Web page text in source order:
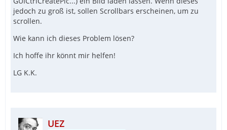
jedoch zu groß ist, sollen Scrollbars erscheinen, um zu
scrollen.
Wie kann ich dieses Problem lösen?
Ich hoffe ihr könnt mir helfen!
LG K.K.
UEZ